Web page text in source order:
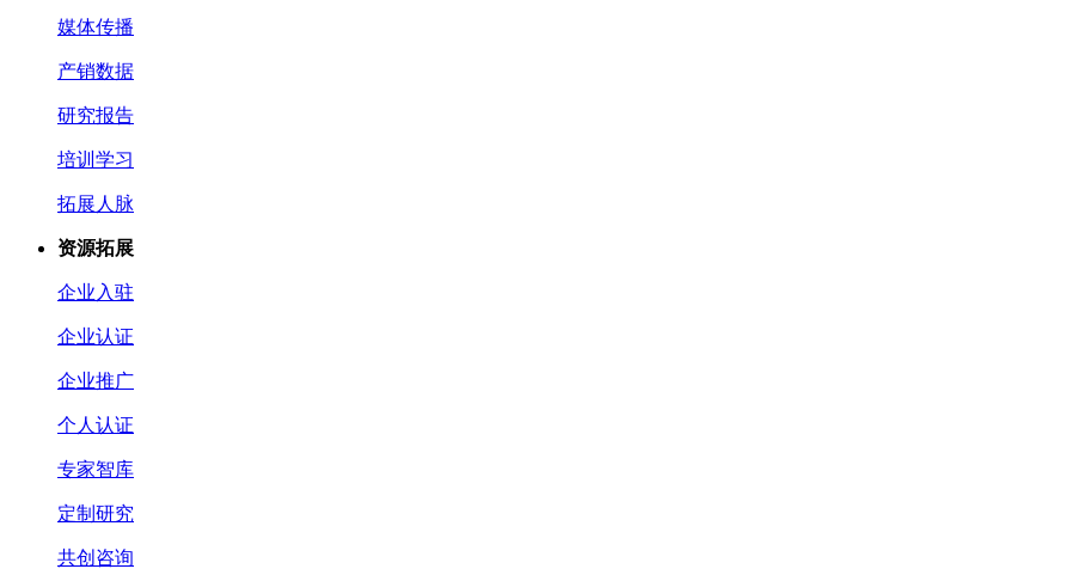
媒体传播
产销数据
研究报告
培训学习
拓展人脉
资源拓展
企业入驻
企业认证
企业推广
个人认证
专家智库
定制研究
共创咨询